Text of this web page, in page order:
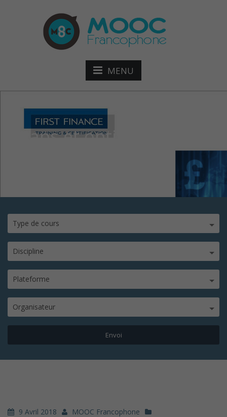
MENU
swaps et options de
Type de cours
Discipline
Plateforme
Organisateur
9 Avril 2018
MOOC Francophone